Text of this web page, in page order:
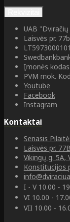
UAB
Laisvės pr.
Įmonės
PVM mok.
Youtube
Facebook
Instagram
Kontaktai
Senasis
Laisvės pr. 77B
Vikingų g. 5A,
Konstitucijos
I - V 10.00 -
VI 10.00 -
VII 10.00 -